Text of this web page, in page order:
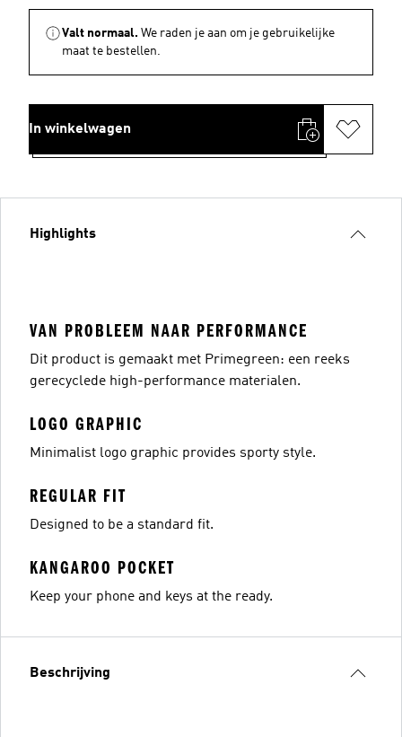
Valt normaal. We raden je aan om je gebruikelijke
maat te bestellen.
In winkelwagen
Highlights
VAN PROBLEEM NAAR PERFORMANCE
Dit product is gemaakt met Primegreen: een reeks
gerecyclede high-performance materialen.
LOGO GRAPHIC
Minimalist logo graphic provides sporty style.
REGULAR FIT
Designed to be a standard fit.
KANGAROO POCKET
Keep your phone and keys at the ready.
Beschrijving